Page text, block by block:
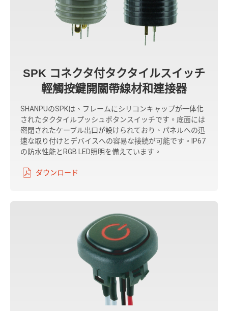
SPK コネクタ付タクタイルスイッチ
輕觸按鍵開關帶線材和連接器
SHANPUのSPKは、フレームにシリコンキャップが一体化
されたタクタイルプッシュボタンスイッチです。底面には
密閉されたケーブル出口が設けられており、パネルへの迅
速な取り付けとデバイスへの容易な接続が可能です。IP67
の防水性能とRGB LED照明を備えています。
ダウンロード